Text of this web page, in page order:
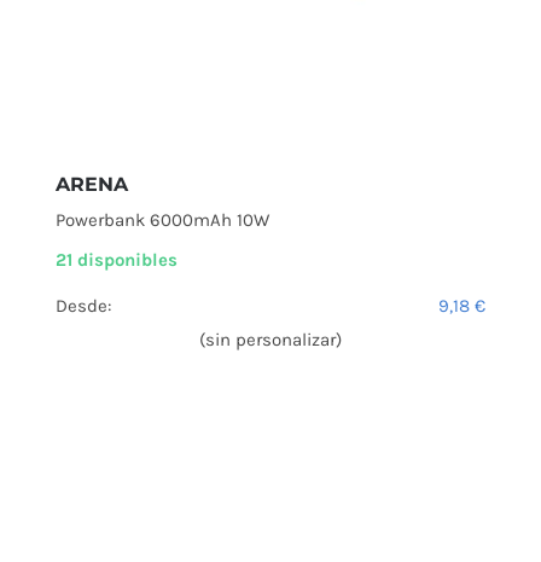
ARENA
Powerbank 6000mAh 10W
21 disponibles
Desde: 9,18 €
(sin personalizar)